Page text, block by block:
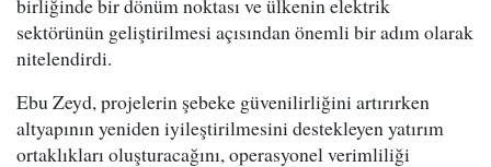
birliğinde bir dönüm noktası ve ülkenin elektrik
sektörünün geliştirilmesi açısından önemli bir adım olarak
nitelendirdi.
Ebu Zeyd, projelerin şebeke güvenilirliğini artırırken
altyapının yeniden iyileştirilmesini destekleyen yatırım
ortaklıkları oluşturacağını, operasyonel verimliliği